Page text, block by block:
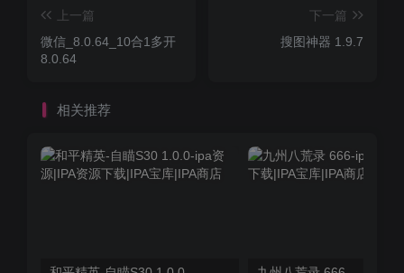
上一篇
微信_8.0.64_10合1多开
8.0.64
下一篇
搜图神器 1.9.7
相关推荐